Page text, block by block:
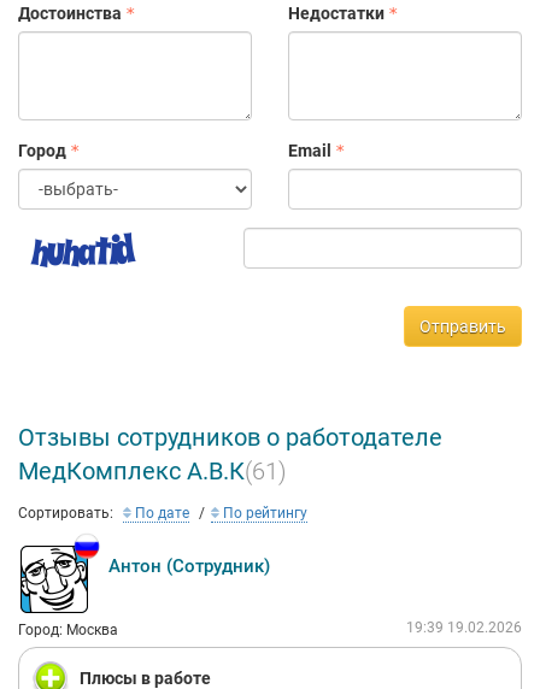
Достоинства Недостатки
Город Email
Отправить
Отзывы сотрудников о работодателе
МедКомплекс А.В.К(61)
Сортировать: По дате По рейтингу
Антон (Сотрудник)
Город: Москва 19:39 19.02.2026
Плюсы в работе